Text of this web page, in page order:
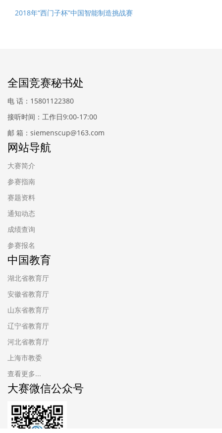
2018年“西门子杯”中国智能制造挑战赛
全国竞赛秘书处
电 话：15801122380
接听时间：工作日9:00-17:00
邮 箱：siemenscup@163.com
网站导航
大赛简介
参赛指南
赛题资料
通知动态
成绩查询
参赛报名
中国教育
湖北省教育厅
安徽省教育厅
山东省教育厅
辽宁省教育厅
河北省教育厅
上海市教委
查看更多...
大赛微信公众号